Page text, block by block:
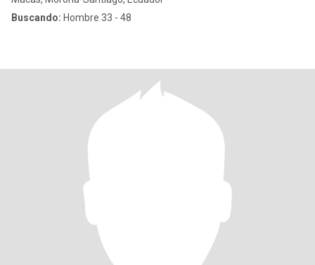
Buscando: Hombre 33 - 48